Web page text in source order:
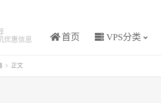
优惠信息
首页 VPS分类
> 正文